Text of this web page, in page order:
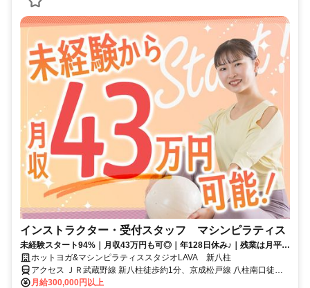
インストラクター・受付スタッフ マシンピラティス
未経験スタート94%｜月収43万円も可◎｜年128日休み♪｜残業は月平均
2時間以下
ホットヨガ&マシンピラティススタジオLAVA 新八柱
アクセス ＪＲ武蔵野線 新八柱徒歩約1分、京成松戸線 八柱南口徒歩
約2分、京成松戸線 みのり台南口徒歩約13分
月給300,000円以上